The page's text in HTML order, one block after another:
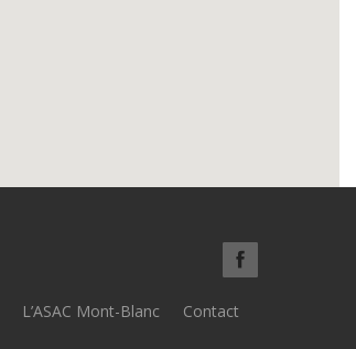
L’ASAC Mont-Blanc Contact